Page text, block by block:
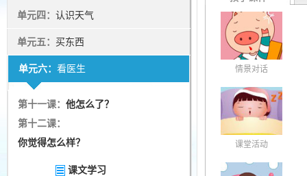
单元四： 认识天气
单元五： 买东西
单元六： 看医生
第十一课： 他怎么了？
第十二课：
你觉得怎么样？
课文学习
情景对话
课堂活动